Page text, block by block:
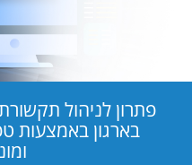
פתרון לניהול
בארגון באמצעות